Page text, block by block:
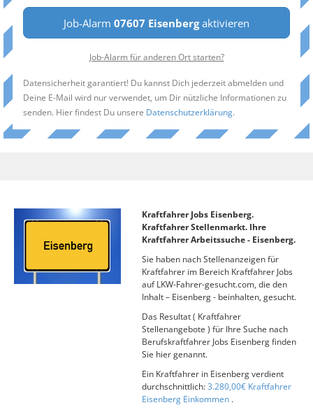
Job-Alarm 07607 Eisenbergaktivieren
Job-Alarm für anderen Ort starten?
Datensicherheit garantiert! Du kannst Dich jederzeit abmelden und
Deine E-Mail wird nur verwendet, um Dir nützliche Informationen zu
senden. Hier findest Du unsere Datenschutzerklärung.
Kraftfahrer Jobs Eisenberg.
Kraftfahrer Stellenmarkt. Ihre
Kraftfahrer Arbeitssuche - Eisenberg.
Sie haben nach Stellenanzeigen für
Kraftfahrer im Bereich Kraftfahrer Jobs
auf LKW-Fahrer-gesucht.com, die den
Inhalt – Eisenberg - beinhalten, gesucht.
Das Resultat ( Kraftfahrer
Stellenangebote ) für Ihre Suche nach
Berufskraftfahrer Jobs Eisenberg finden
Sie hier genannt.
Ein Kraftfahrer in Eisenberg verdient
durchschnittlich:3.280,00€ Kraftfahrer
Eisenberg Einkommen .